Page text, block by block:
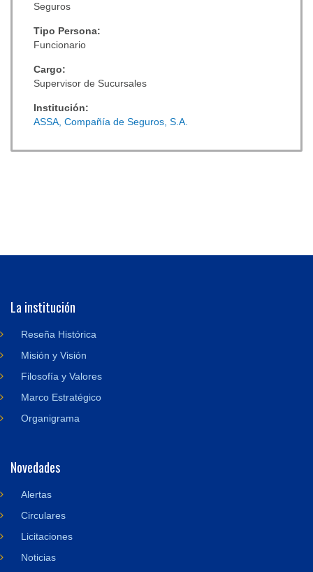
Seguros
Tipo Persona:
Funcionario
Cargo:
Supervisor de Sucursales
Institución:
ASSA, Compañía de Seguros, S.A.
La institución
Reseña Histórica
Misión y Visión
Filosofía y Valores
Marco Estratégico
Organigrama
Novedades
Alertas
Circulares
Licitaciones
Noticias